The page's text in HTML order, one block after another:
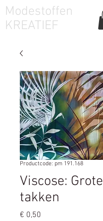
Modestoffen
KREATIEF
Productcode: pm 191.168
Viscose: Grote
takken
€ 0,50